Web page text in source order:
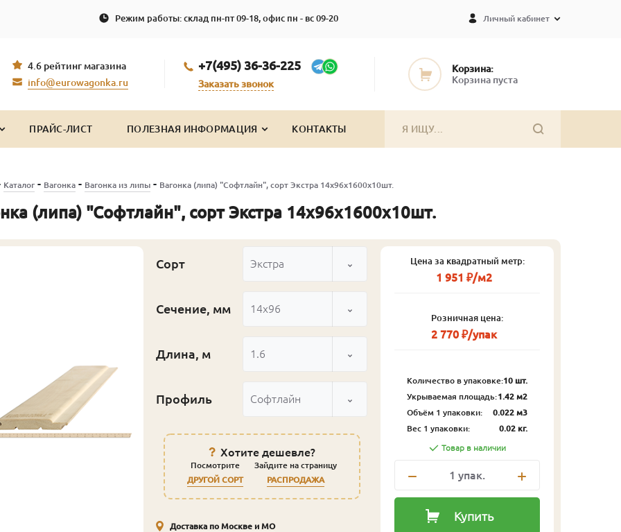
Режим работы: склад пн-пт 09-18, офис пн - вс 09-20 Личный кабинет
4.6 рейтинг магазина
info@eurowagonka.ru
+7(495) 36-36-225
Заказать звонок
Корзина:
Корзина пуста
ПРАЙС-ЛИСТ ПОЛЕЗНАЯ ИНФОРМАЦИЯ КОНТАКТЫ
Каталог- Вагонка- Вагонка из липы- Вагонка (липа) "Софтлайн", сорт Экстра 14х96х1600х10шт.
(липа) "Софтлайн", сорт Экстра 14х96х1600х10шт.
Сорт Экстра
Сечение, мм 14x96
Длина, м 1.6
Профиль Софтлайн
Хотите дешевле?
Посмотрите
ДРУГОЙ СОРТ
Зайдите на страницу
РАСПРОДАЖА
Доставка по Москве и МО
Цена за квадратный метр:
1 951 ₽/м2
Розничная цена:
2 770 ₽/упак
Количество в упаковке:10 шт.
Укрываемая площадь:1.42 м2
Объём 1 упаковки:
0.022 м3
Вес 1 упаковки:
0.02 кг.
Товар в наличии
1 упак.
Купить